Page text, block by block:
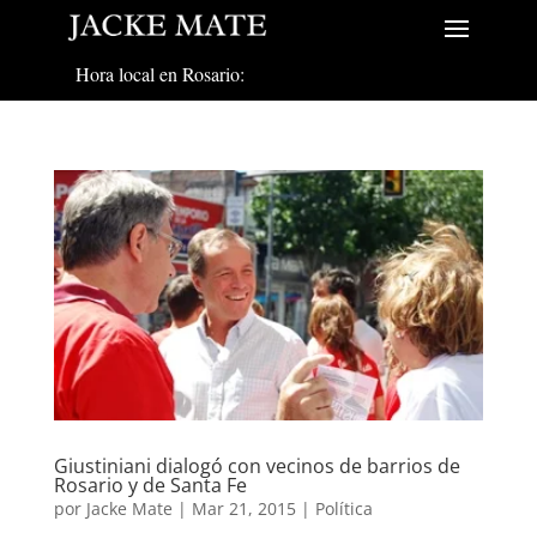
Hora local en Rosario:
Giustiniani dialogó con vecinos de barrios de
Rosario y de Santa Fe
por Jacke Mate | Mar 21, 2015| Política